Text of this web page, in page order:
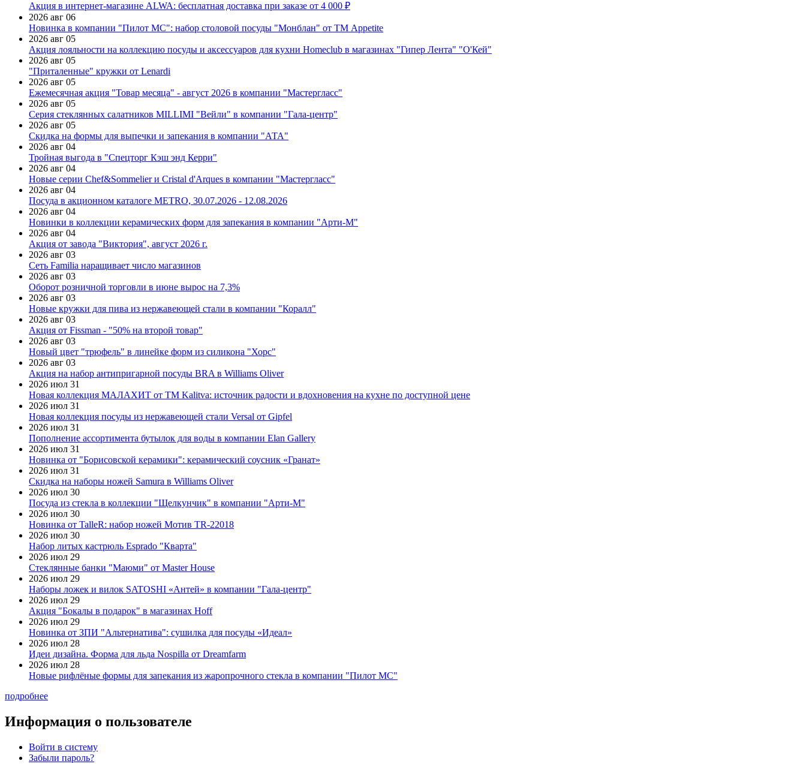
Акция в интернет-магазине ALWA: бесплатная доставка при заказе от 4 000 ₽
2026 авг 06
Новинка в компании "Пилот МС": набор столовой посуды "Монблан" от ТМ Appetite
2026 авг 05
Акция лояльности на коллекцию посуды и аксессуаров для кухни Homeclub в магазинах "Гипер Лента" "О'Кей"
2026 авг 05
"Приталенные" кружки от Lenardi
2026 авг 05
Ежемесячная акция "Товар месяца" - август 2026 в компании "Мастергласс"
2026 авг 05
Серия стеклянных салатников MILLIMI "Вейли" в компании "Гала-центр"
2026 авг 05
Скидка на формы для выпечки и запекания в компании "АТА"
2026 авг 04
Тройная выгода в "Спецторг Кэш энд Керри"
2026 авг 04
Новые серии Chef&Sommelier и Cristal d'Arques в компании "Мастергласс"
2026 авг 04
Посуда в акционном каталоге METRO, 30.07.2026 - 12.08.2026
2026 авг 04
Новинки в коллекции керамических форм для запекания в компании "Арти-М"
2026 авг 04
Акция от завода "Виктория", август 2026 г.
2026 авг 03
Сеть Familia наращивает число магазинов
2026 авг 03
Оборот розничной торговли в июне вырос на 7,3%
2026 авг 03
Новые кружки для пива из нержавеющей стали в компании "Коралл"
2026 авг 03
Акция от Fissman - "50% на второй товар"
2026 авг 03
Новый цвет "трюфель" в линейке форм из силикона "Хорс"
2026 авг 03
Акция на набор антипригарной посуды BRA в Williams Oliver
2026 июл 31
Новая коллекция МАЛАХИТ от ТМ Kalitva: источник радости и вдохновения на кухне по доступной цене
2026 июл 31
Новая коллекция посуды из нержавеющей стали Versal от Gipfel
2026 июл 31
Пополнение ассортимента бутылок для воды в компании Elan Gallery
2026 июл 31
Новинка от "Борисовской керамики": керамический соусник «Гранат»
2026 июл 31
Скидка на наборы ножей Samura в Williams Oliver
2026 июл 30
Посуда из стекла в коллекции "Щелкунчик" в компании "Арти-М"
2026 июл 30
Новинка от TalleR: набор ножей Мотив TR-22018
2026 июл 30
Набор литых кастрюль Esprado "Кварта"
2026 июл 29
Стеклянные банки "Маюми" от Master House
2026 июл 29
Наборы ложек и вилок SATOSHI «Антей» в компании "Гала-центр"
2026 июл 29
Акция "Бокалы в подарок" в магазинах Hoff
2026 июл 29
Новинка от ЗПИ "Альтернатива": сушилка для посуды «Идеал»
2026 июл 28
Идеи дизайна. Форма для льда Nospilla от Dreamfarm
2026 июл 28
Новые рифлёные формы для запекания из жаропрочного стекла в компании "Пилот МС"
подробнее
Информация о пользователе
Войти в систему
Забыли пароль?